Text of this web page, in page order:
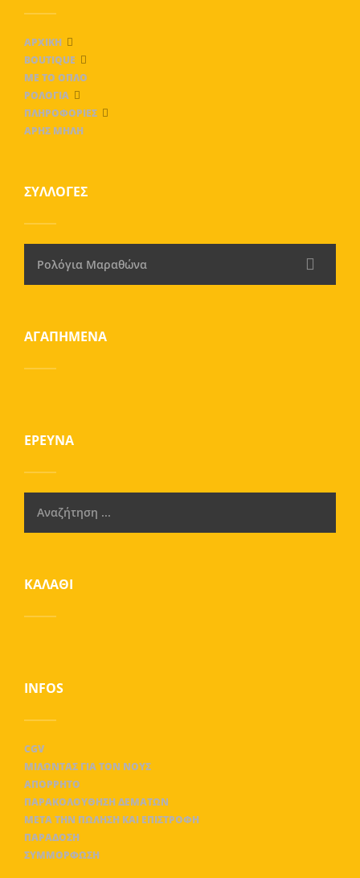
ΑΡΧΙΚΉ
BOUTIQUE
ΜΕ ΤΟ ΌΠΛΟ
ΡΟΛΌΓΙΑ
ΠΛΗΡΟΦΟΡΊΕΣ
ΑΡΗΣ ΜΗΛΗ
ΣΥΛΛΟΓΈΣ
Ρολόγια Μαραθώνα
ΑΓΑΠΗΜΈΝΑ
ΈΡΕΥΝΑ
ΚΑΛΆΘΙ
INFOS
CGV
ΜΙΛΏΝΤΑΣ ΓΙΑ ΤΟΝ ΝΟΥΣ
ΑΠΌΡΡΗΤΟ
ΠΑΡΑΚΟΛΟΎΘΗΣΗ ΔΕΜΆΤΩΝ
ΜΕΤΆ ΤΗΝ ΠΏΛΗΣΗ ΚΑΙ ΕΠΙΣΤΡΟΦΉ
ΠΑΡΆΔΟΣΗ
ΣΥΜΜΌΡΦΩΣΗ